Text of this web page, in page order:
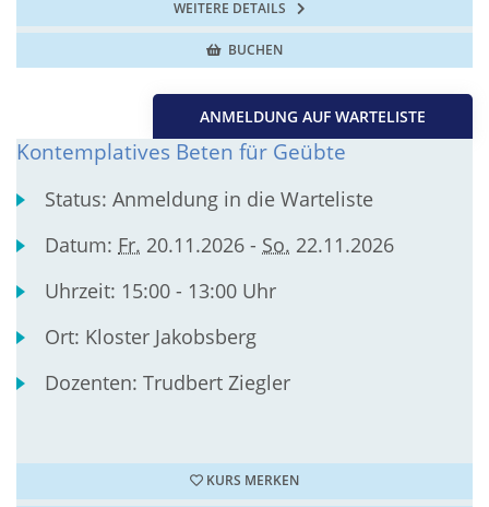
WEITERE DETAILS
BUCHEN
ANMELDUNG AUF WARTELISTE
Kontemplatives Beten für Geübte
Status:Anmeldung in die Warteliste
Datum: Fr. 20.11.2026 - So. 22.11.2026
Uhrzeit: 15:00 - 13:00 Uhr
Ort: Kloster Jakobsberg
Dozenten:Trudbert Ziegler
KURS MERKEN